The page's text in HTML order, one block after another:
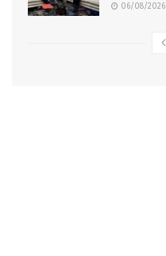
06/08/2026